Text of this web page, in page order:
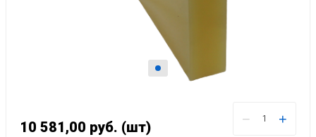
10 581,00 руб. (шт) − +